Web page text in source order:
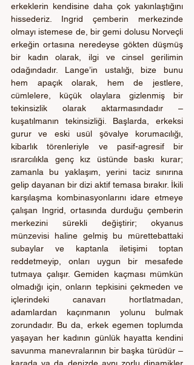
erkeklerin kendisine daha çok yakınlaştığını
hissederiz. Ingrid çemberin merkezinde
olmayı istemese de, bir gemi dolusu Norveçli
erkeğin ortasına neredeyse gökten düşmüş
bir kadın olarak, ilgi ve cinsel gerilimin
odağındadır. Lange’in ustalığı, bize bunu
hem apaçık olarak, hem de jestlere,
cümlelere, küçük olaylara gizlenmiş bir
tekinsizlik olarak aktarmasındadır –
kuşatılmanın tekinsizliği. Başlarda, erkeksi
gurur ve eski usül şövalye korumacılığı,
kibarlık törenleriyle ve pasif-agresif bir
ısrarcılıkla genç kız üstünde baskı kurar;
zamanla bu yaklaşım, yerini taciz sınırına
gelip dayanan bir dizi aktif temasa bırakır. İkili
karşılaşma kombinasyonlarını idare etmeye
çalışan Ingrid, ortasında durduğu çemberin
merkezini sürekli değiştirir; okyanus
münzevisi haline gelmiş bu mürettebattaki
subaylar ve kaptanla iletişimi toptan
reddetmeyip, onları uygun bir mesafede
tutmaya çalışır. Gemiden kaçması mümkün
olmadığı için, onların tepkisini çekmeden ve
içlerindeki canavarı hortlatmadan,
adamlardan kaçınmanın yolunu bulmak
zorundadır. Bu da, erkek egemen toplumda
yaşayan her kadının günlük hayatta kendini
savunma manevralarının bir başka türüdür –